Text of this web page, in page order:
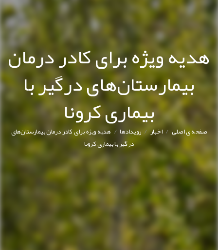
هدیه ویژه برای کادر درمان
بیمارستان‌های درگیر با
بیماری کرونا
صفحه ی اصلی/ اخبار/رویدادها/ هدیه ویژه برای کادر درمان بیمارستان‌های
درگیر با بیماری کرونا